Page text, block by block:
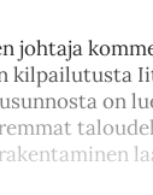
johtaja
kilpailutusta
on